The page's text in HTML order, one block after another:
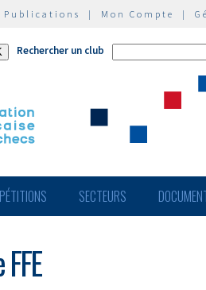
Publications | Mon Compte |
Rechercher un club
SECTEURS